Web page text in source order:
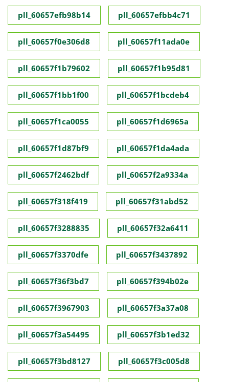
pll_60657efb98b14 pll_60657efbb4c71
pll_60657f0e306d8 pll_60657f11ada0e
pll_60657f1b79602 pll_60657f1b95d81
pll_60657f1bb1f00 pll_60657f1bcdeb4
pll_60657f1ca0055 pll_60657f1d6965a
pll_60657f1d87bf9 pll_60657f1da4ada
pll_60657f2462bdf pll_60657f2a9334a
pll_60657f318f419 pll_60657f31abd52
pll_60657f3288835 pll_60657f32a6411
pll_60657f3370dfe pll_60657f3437892
pll_60657f36f3bd7 pll_60657f394b02e
pll_60657f3967903 pll_60657f3a37a08
pll_60657f3a54495 pll_60657f3b1ed32
pll_60657f3bd8127 pll_60657f3c005d8